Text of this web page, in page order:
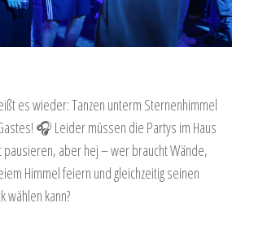
es wieder: Tanzen unterm Sternenhimmel
🎧 Leider müssen die Partys im Haus
aber hej – wer braucht Wände,
Himmel feiern und gleichzeitig seinen
wählen kann?